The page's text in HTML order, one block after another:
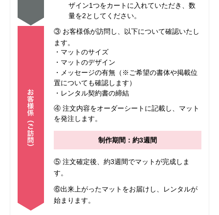
ザイン1つをカートに入れていただき、数
量を2としてください。
③ お客様係が訪問し、以下について確認いたし
ます。
・マットのサイズ
・マットのデザイン
・メッセージの有無（※ご希望の書体や掲載位
置についても確認します）
・レンタル契約書の締結
④ 注文内容をオーダーシートに記載し、マット
を発注します。
制作期間：約3週間
⑤ 注文確定後、約3週間でマットが完成しま
す。
⑥出来上がったマットをお届けし、レンタルが
始まります。